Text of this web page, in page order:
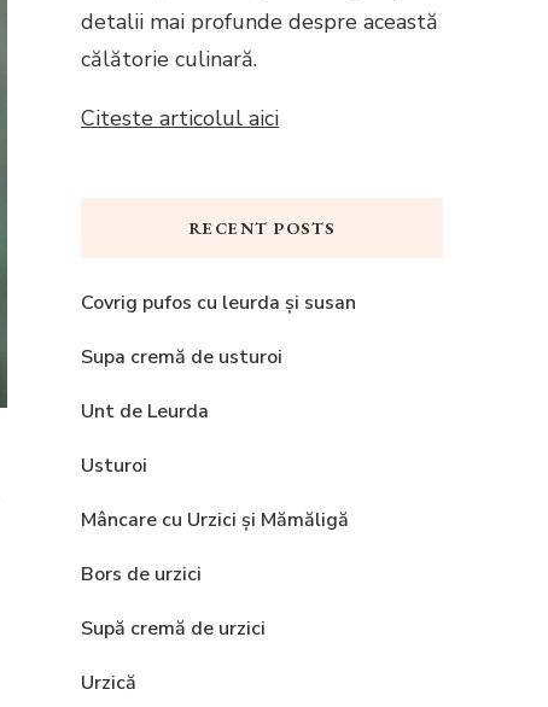
detalii mai profunde despre această
călătorie culinară.
Citeste articolul aici
RECENT POSTS
Covrig pufos cu leurda și susan
Supa cremă de usturoi
Unt de Leurda
Usturoi
Mâncare cu Urzici și Mămăligă
Bors de urzici
Supă cremă de urzici
Urzică